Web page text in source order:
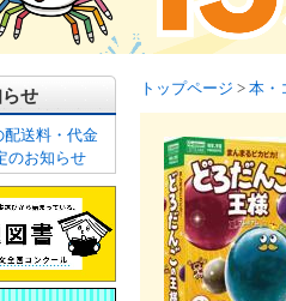
せ
配送料・代金
のお知らせ
トップページ > 本・